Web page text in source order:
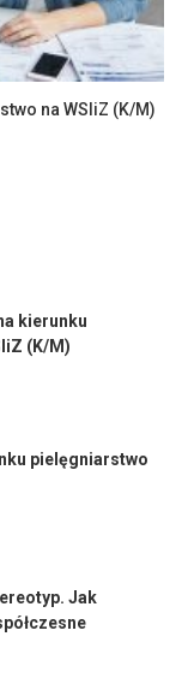
na WSIiZ (K/M)
kierunku
(K/M)
pielęgniarstwo
Jak